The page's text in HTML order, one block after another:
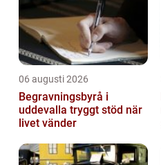
06 augusti 2026
Begravningsbyrå i
uddevalla tryggt stöd när
livet vänder